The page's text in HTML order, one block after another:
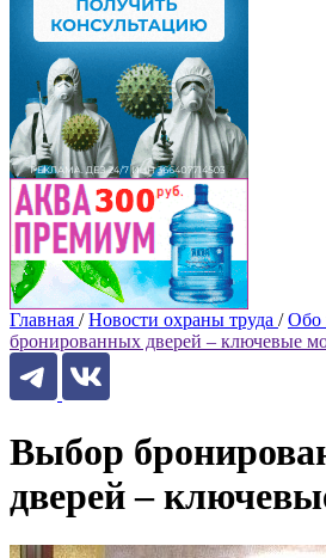
Главная / Новости охраны труда / Обо
бронированных дверей – ключевые
Выбор
дверей –